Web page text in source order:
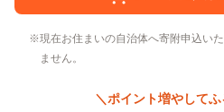
現在お住まいの自治体へ寄附申込い
ません。
＼ポイント増やして